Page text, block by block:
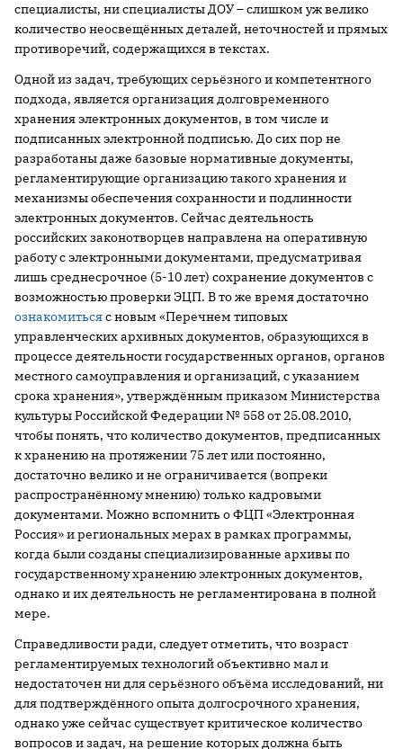
специалисты, ни специалисты ДОУ – слишком уж велико
количество неосвещённых деталей, неточностей и прямых
противоречий, содержащихся в текстах.
Одной из задач, требующих серьёзного и компетентного
подхода, является организация долговременного
хранения электронных документов, в том числе и
подписанных электронной подписью. До сих пор не
разработаны даже базовые нормативные документы,
регламентирующие организацию такого хранения и
механизмы обеспечения сохранности и подлинности
электронных документов. Сейчас деятельность
российских законотворцев направлена на оперативную
работу с электронными документами, предусматривая
лишь среднесрочное (5-10 лет) сохранение документов с
возможностью проверки ЭЦП. В то же время достаточно
ознакомитьсяс новым «Перечнем типовых
управленческих архивных документов, образующихся в
процессе деятельности государственных органов, органов
местного самоуправления и организаций, с указанием
срока хранения», утверждённым приказом Министерства
культуры Российской Федерации № 558 от 25.08.2010,
чтобы понять, что количество документов, предписанных
к хранению на протяжении 75 лет или постоянно,
достаточно велико и не ограничивается (вопреки
распространённому мнению) только кадровыми
документами. Можно вспомнить о ФЦП «Электронная
Россия» и региональных мерах в рамках программы,
когда были созданы специализированные архивы по
государственному хранению электронных документов,
однако и их деятельность не регламентирована в полной
мере.
Справедливости ради, следует отметить, что возраст
регламентируемых технологий объективно мал и
недостаточен ни для серьёзного объёма исследований, ни
для подтверждённого опыта долгосрочного хранения,
однако уже сейчас существует критическое количество
вопросов и задач, на решение которых должна быть